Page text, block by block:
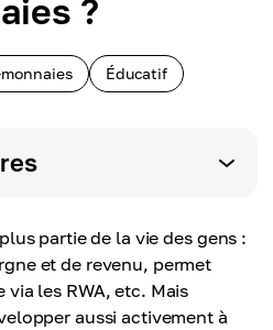
?
Éducatif
partie de la vie des gens :
et de revenu, permet
les RWA, etc. Mais
aussi activement à